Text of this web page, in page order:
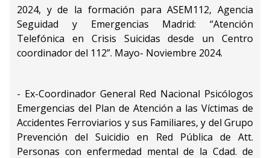
2024, y de la formación para ASEM112, Agencia
Seguidad y Emergencias Madrid: “Atención
Telefónica en Crisis Suicidas desde un Centro
coordinador del 112”. Mayo- Noviembre 2024.
- Ex-Coordinador General Red Nacional Psicólogos
Emergencias del Plan de Atención a las Víctimas de
Accidentes Ferroviarios y sus Familiares, y del Grupo
Prevención del Suicidio en Red Pública de Att.
Personas con enfermedad mental de la Cdad. de